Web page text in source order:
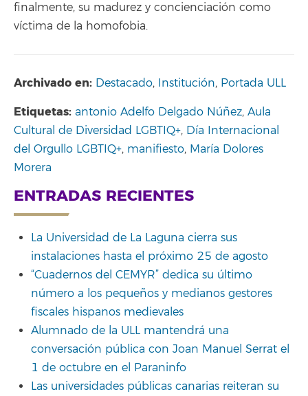
finalmente, su madurez y concienciación como
víctima de la homofobia.
Archivado en: Destacado, Institución, Portada ULL
Etiquetas: antonio Adelfo Delgado Núñez, Aula
Cultural de Diversidad LGBTIQ+, Día Internacional
del Orgullo LGBTIQ+, manifiesto, María Dolores
Morera
ENTRADAS RECIENTES
La Universidad de La Laguna cierra sus
instalaciones hasta el próximo 25 de agosto
“Cuadernos del CEMYR” dedica su último
número a los pequeños y medianos gestores
fiscales hispanos medievales
Alumnado de la ULL mantendrá una
conversación pública con Joan Manuel Serrat el
1 de octubre en el Paraninfo
Las universidades públicas canarias reiteran su